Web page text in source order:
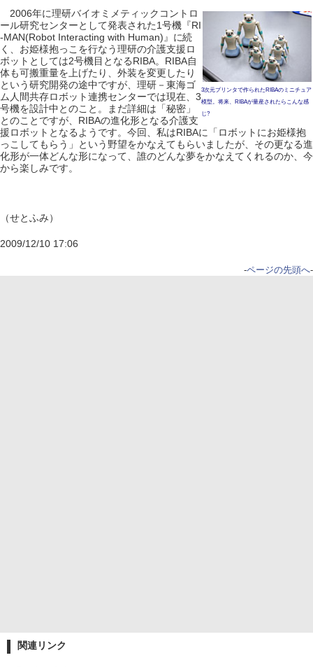
3次元プリンタで作られたRIBAのミニチュア
模型。将来、RIBAが量産されたらこんな感
じ?
2006年に理研バイオミメティックコントロ
ール研究センターとして発表された1号機『RI
-MAN(Robot Interacting with Human)』に続
く、お姫様抱っこを行なう理研の介護支援ロ
ボットとしては2号機目となるRIBA。RIBA自
体も可搬重量を上げたり、外装を変更したり
という研究開発の途中ですが、理研－東海ゴ
ム人間共存ロボット連携センターでは現在、3
号機を設計中とのこと。まだ詳細は「秘密」
とのことですが、RIBAの進化形となる介護支
援ロボットとなるようです。今回、私はRIBAに「ロボットにお姫様抱
っこしてもらう」という野望をかなえてもらいましたが、その更なる進
化形が一体どんな形になって、誰のどんな夢をかなえてくれるのか、今
から楽しみです。
（せとふみ）
2009/12/10 17:06
-ページの先頭へ-
関連リンク